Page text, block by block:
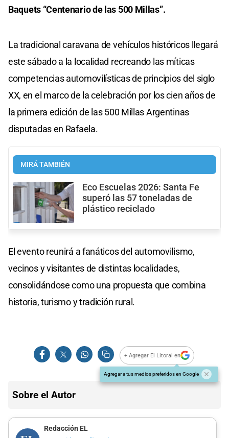
Baquets “Centenario de las 500 Millas”.
La tradicional caravana de vehículos históricos llegará
este sábado a la localidad recreando las míticas
competencias automovilísticas de principios del siglo
XX, en el marco de la celebración por los cien años de
la primera edición de las 500 Millas Argentinas
disputadas en Rafaela.
MIRÁ TAMBIÉN
Eco Escuelas 2026: Santa Fe
superó las 57 toneladas de
plástico reciclado
El evento reunirá a fanáticos del automovilismo,
vecinos y visitantes de distintas localidades,
consolidándose como una propuesta que combina
historia, turismo y tradición rural.
+ Agregar El Litoral en
Agregar a tus medios preferidos en Google
Sobre el Autor
Redacción EL